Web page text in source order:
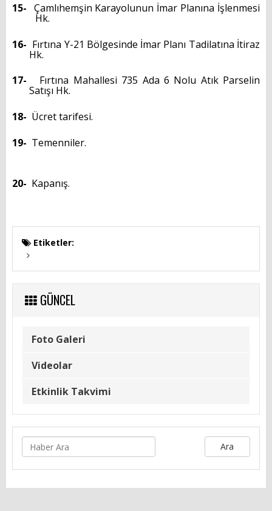
15- Çamlıhemşin Karayolunun İmar Planına İşlenmesi
Hk.
16- Fırtına Y-21 Bölgesinde İmar Planı Tadilatına İtiraz
Hk.
17-
Fırtına Mahallesi 735 Ada 6 Nolu Atık Parselin
Satışı Hk.
18- Ücret tarifesi.
19- Temenniler.
20- Kapanış.
Etiketler:
GÜNCEL
Foto Galeri
Videolar
Etkinlik Takvimi
Ara